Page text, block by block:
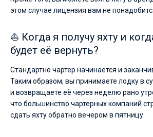
этом случае лицензия вам не
⛵ Когда я получу яхту и
будет её вернуть?
Стандартно чартер начинается и
Таким образом, вы принимаете лодку в
и возвращаете её через неделю рано
что большинство чартерных компаний
сдать яхту обратно вечером в пятницу.